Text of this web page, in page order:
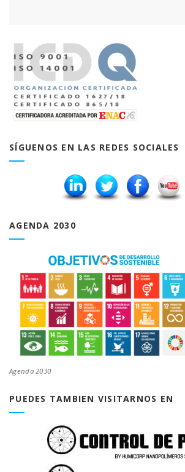
SÍGUENOS EN LAS REDES SOCIALES
AGENDA 2030
Agenda 2030
PUEDES TAMBIEN VISITARNOS EN